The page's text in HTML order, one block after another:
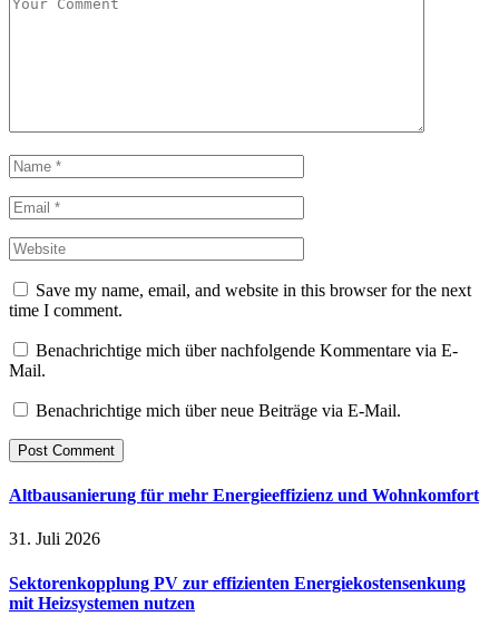
Save my name, email, and website in this browser for the next
time I comment.
Benachrichtige mich über nachfolgende Kommentare via E-
Mail.
Benachrichtige mich über neue Beiträge via E-Mail.
Altbausanierung für mehr Energieeffizienz und Wohnkomfort
31. Juli 2026
Sektorenkopplung PV zur effizienten Energiekostensenkung
mit Heizsystemen nutzen